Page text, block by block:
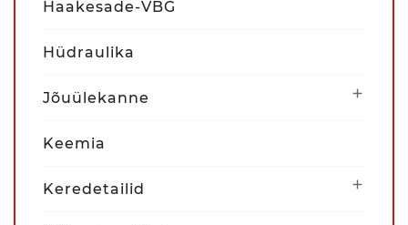
Haakesade-VBG
Hüdraulika
Jõuülekanne 
Keemia
Keredetailid 